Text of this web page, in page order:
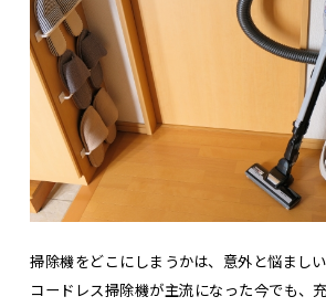
掃除機をどこにしまうかは、意外と悩ましい
コードレス掃除機が主流になった今でも、